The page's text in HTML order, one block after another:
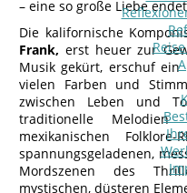
– eine so große Liebe
Die kalifornische
Frank, erst heuer zur
Musik gekürt, erschuf
vielen Farben und
zwischen Leben und
traditionelle Melodien
mexikanischen
spannungsgeladenen,
Mordszenen des
mystischen, düsteren